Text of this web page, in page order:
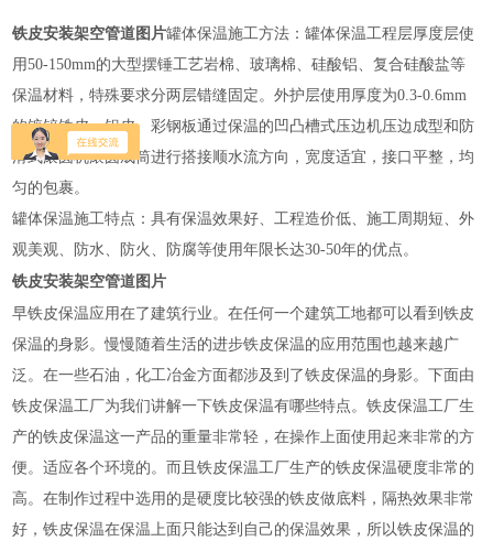
铁皮安装架空管道图片罐体保温施工方法：罐体保温工程层厚度层使
用50-150mm的大型摆锤工艺岩棉、玻璃棉、硅酸铝、复合硅酸盐等
保温材料，特殊要求分两层错缝固定。外护层使用厚度为0.3-0.6mm
的镀锌铁皮、铝皮、彩钢板通过保温的凹凸槽式压边机压边成型和防
滑式滚圆机滚圆成筒进行搭接顺水流方向，宽度适宜，接口平整，均
匀的包裹。
罐体保温施工特点：具有保温效果好、工程造价低、施工周期短、外
观美观、防水、防火、防腐等使用年限长达30-50年的优点。
铁皮安装架空管道图片
早铁皮保温应用在了建筑行业。在任何一个建筑工地都可以看到铁皮
保温的身影。慢慢随着生活的进步铁皮保温的应用范围也越来越广
泛。在一些石油，化工冶金方面都涉及到了铁皮保温的身影。下面由
铁皮保温工厂为我们讲解一下铁皮保温有哪些特点。铁皮保温工厂生
产的铁皮保温这一产品的重量非常轻，在操作上面使用起来非常的方
便。适应各个环境的。而且铁皮保温工厂生产的铁皮保温硬度非常的
高。在制作过程中选用的是硬度比较强的铁皮做底料，隔热效果非常
好，铁皮保温在保温上面只能达到自己的保温效果，所以铁皮保温的